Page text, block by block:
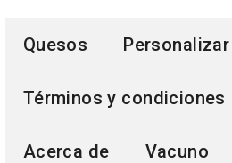
Quesos
Términos y condiciones
Acerca de Vacuno